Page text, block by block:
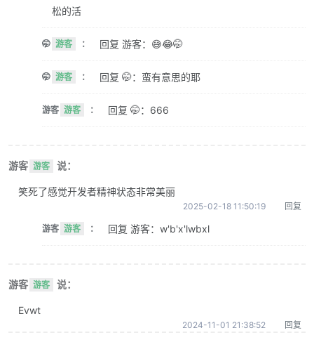
松的活
🤭 游客 ： 回复 游客：😅😂🤭
🤭 游客 ： 回复 🤭：蛮有意思的耶
游客 游客 ： 回复 🤭：666
游客 游客 说：
笑死了感觉开发者精神状态非常美丽
2025-02-18 11:50:19 回复
游客 游客 ： 回复 游客：w'b'x'lwbxl
游客 游客 说：
Evwt
2024-11-01 21:38:52 回复